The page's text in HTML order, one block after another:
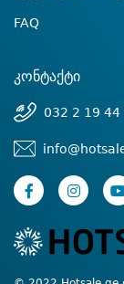
FAQ
კონტაქტი
032 2 19 44